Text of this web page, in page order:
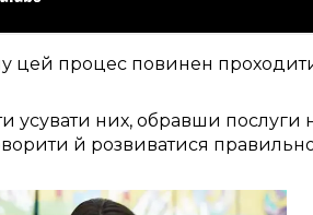
цей процес повинен
усувати них, обравши послуги
й розвиватися